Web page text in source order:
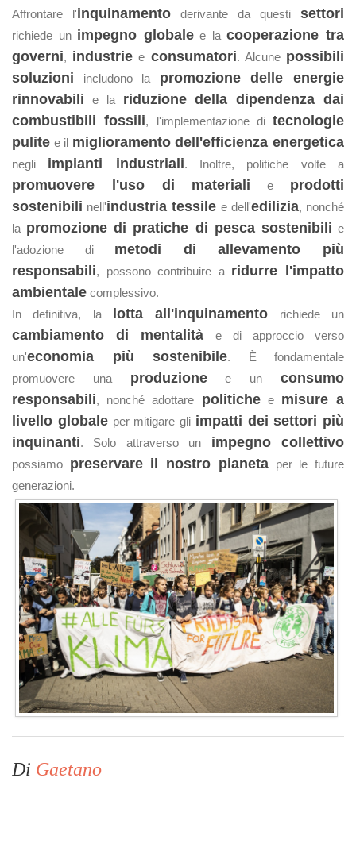
Affrontare l'inquinamento derivante da questi settori
richiede un impegno globalee lacooperazione tra
governi, industrie e consumatori. Alcune possibili
soluzioni includono la promozione delle energie
rinnovabili e la riduzione della dipendenza dai
combustibili fossili, l'implementazione di tecnologie
pulite e il miglioramento dell'efficienza energetica
negli impianti industriali. Inoltre, politiche volte a
promuovere l'uso di materiali e prodotti
sostenibili nell'industria tessile e dell'edilizia, nonché
la promozione di pratiche di pesca sostenibili e
l'adozione di metodi di allevamento più
responsabili, possono contribuire a ridurre l'impatto
ambientale complessivo.
In definitiva, la
lotta all'inquinamento richiede un
cambiamento di mentalità e di approccio verso
un'economia più sostenibile. È fondamentale
promuovere una produzionee unconsumo
responsabili, nonché adottare politichee misure a
livello globaleper mitigare gli impatti dei settori più
inquinanti. Solo attraverso un impegno collettivo
possiamo preservare il nostro pianetaper le future
generazioni.
Di Gaetano